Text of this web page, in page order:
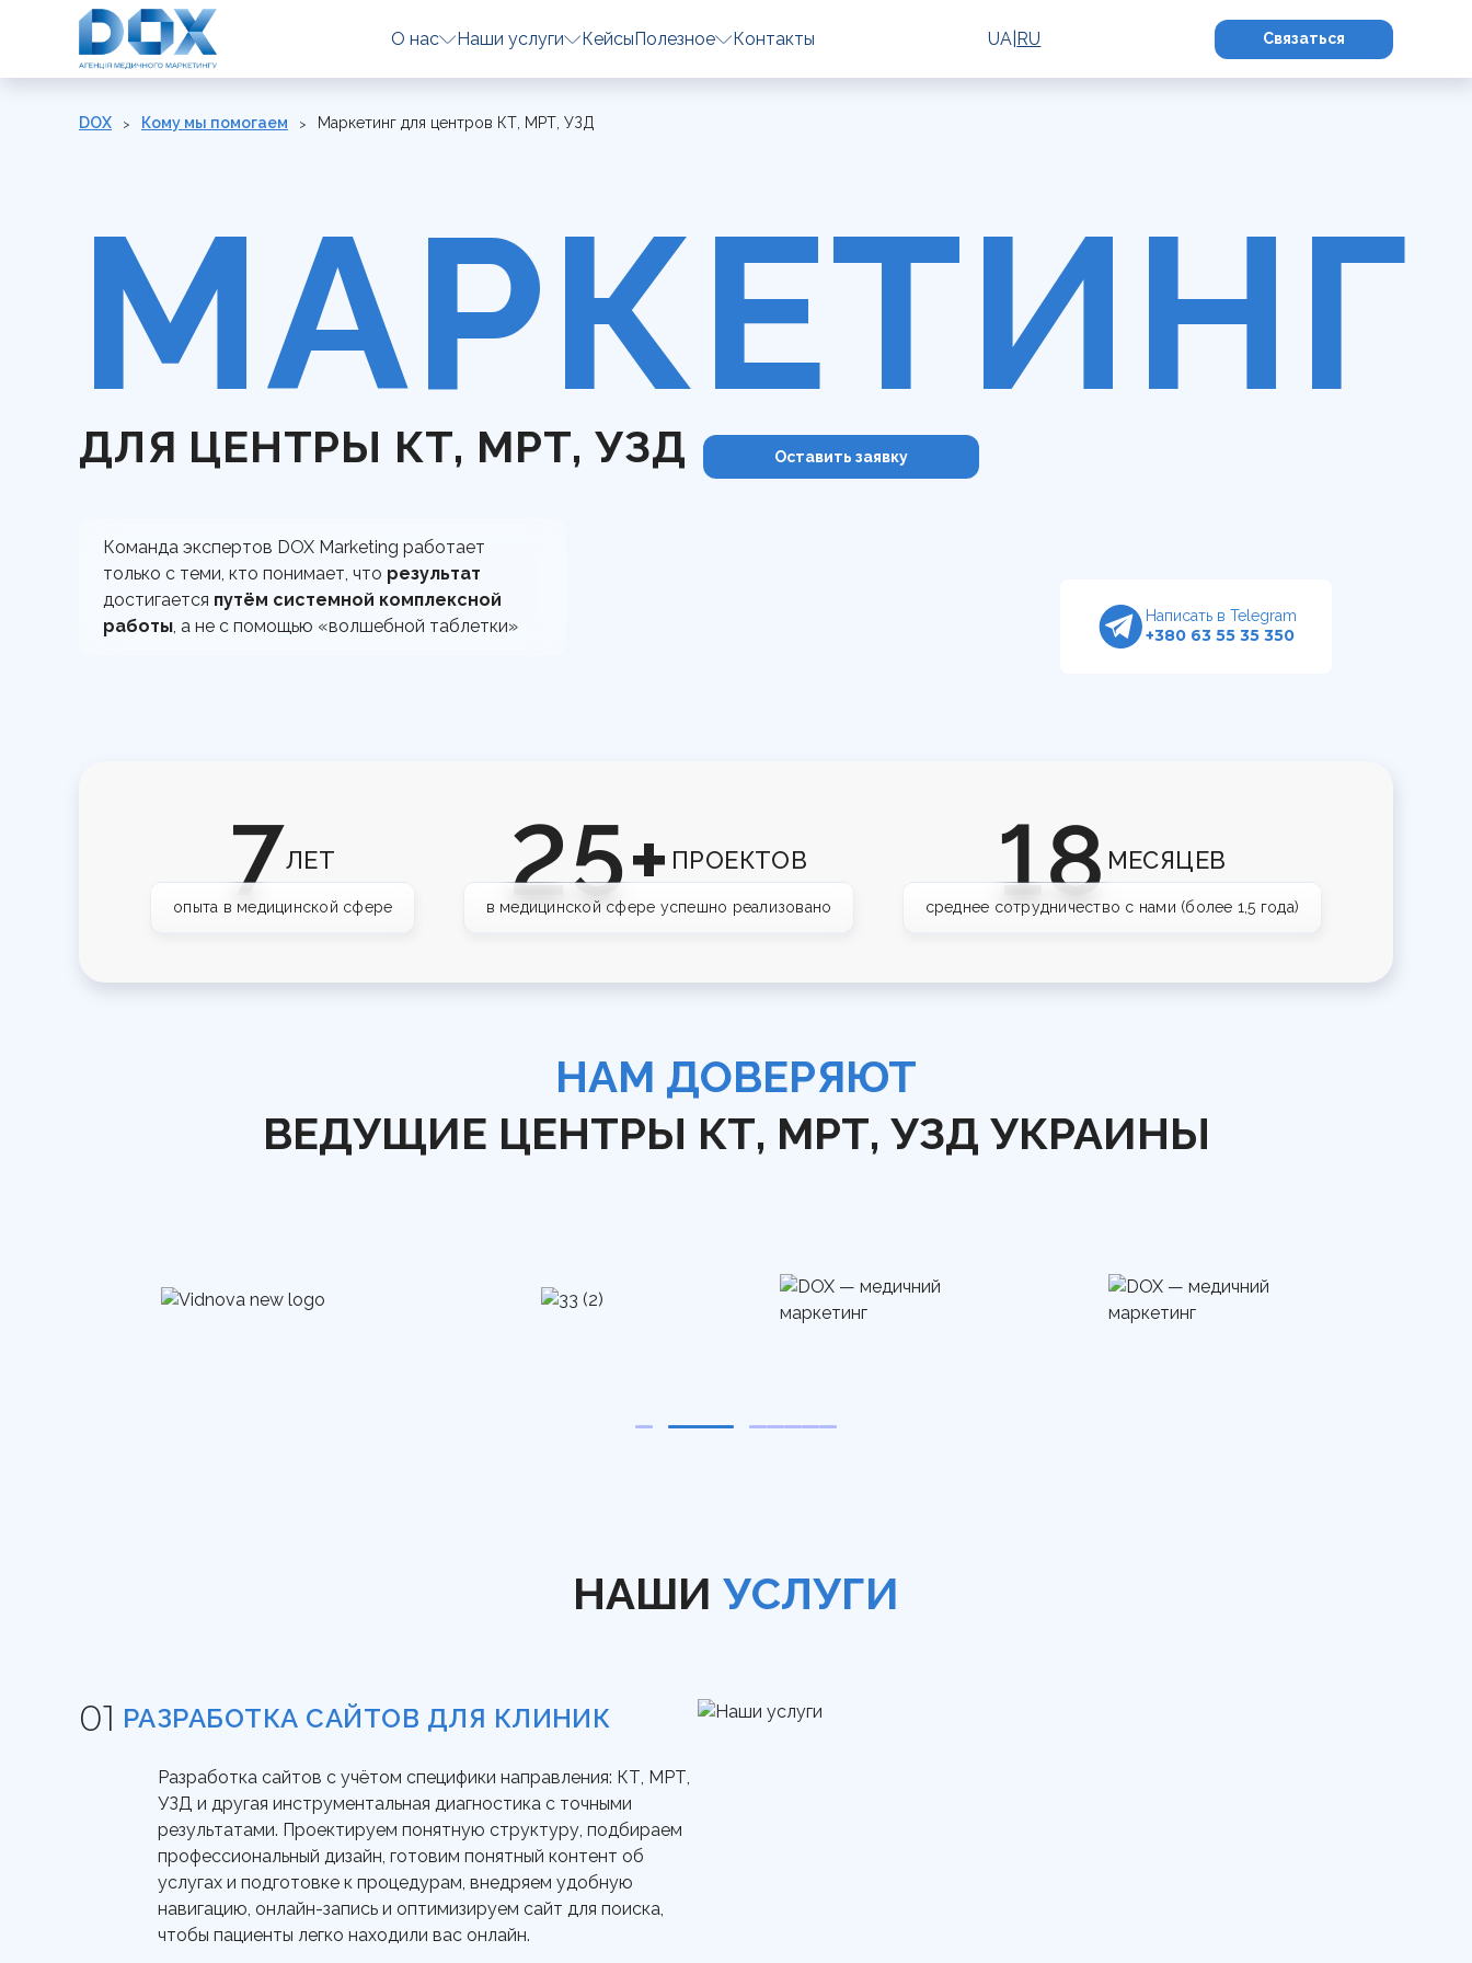
О нас Наши услуги КейсыПолезное Контакты UA RU Связаться
DOX Кому мы помогаем Маркетинг для центров КТ, МРТ, УЗД
МАРКЕТИНГ
ДЛЯ ЦЕНТРЫ КТ, МРТ, УЗД Оставить заявку
Команда экспертов DOX Marketing работает
только с теми, кто понимает, что результат
достигается путём системной комплексной
работы, а не с помощью «волшебной таблетки»
Написать в Telegram
+380 63 55 35 350
7ЛЕТ
опыта в медицинской сфере 25+ПРОЕКТОВ
в медицинской сфере успешно реализовано 18МЕСЯЦЕВ
среднее сотрудничество с нами (более 1,5 года)
НАМ ДОВЕРЯЮТ
ВЕДУЩИЕ ЦЕНТРЫ КТ, МРТ, УЗД УКРАИНЫ
НАШИ УСЛУГИ
РАЗРАБОТКА САЙТОВ ДЛЯ КЛИНИК
Разработка сайтов с учётом специфики направления: КТ, МРТ,
УЗД и другая инструментальная диагностика с точными
результатами. Проектируем понятную структуру, подбираем
профессиональный дизайн, готовим понятный контент об
услугах и подготовке к процедурам, внедряем удобную
навигацию, онлайн-запись и оптимизируем сайт для поиска,
чтобы пациенты легко находили вас онлайн.